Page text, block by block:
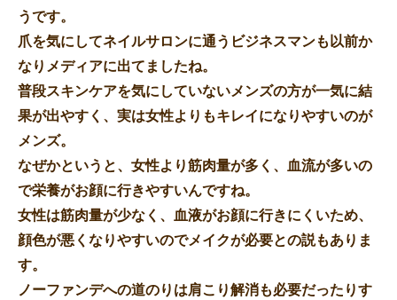
うです。
爪を気にしてネイルサロンに通うビジネスマンも以前か
なりメディアに出てましたね。
普段スキンケアを気にしていないメンズの方が一気に結
果が出やすく、実は女性よりもキレイになりやすいのが
メンズ。
なぜかというと、女性より筋肉量が多く、血流が多いの
で栄養がお顔に行きやすいんですね。
女性は筋肉量が少なく、血液がお顔に行きにくいため、
顔色が悪くなりやすいのでメイクが必要との説もありま
す。
ノーファンデへの道のりは肩こり解消も必要だったりす